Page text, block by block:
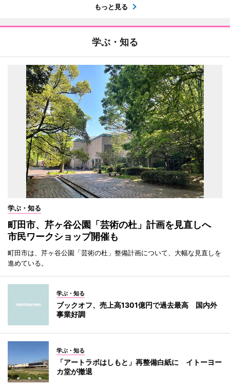
もっと見る
学ぶ・知る
学ぶ・知る
町田市、芹ヶ谷公園「芸術の杜」計画を見直しへ
市民ワークショップ開催も
町田市は、芹ヶ谷公園「芸術の杜」整備計画について、大幅な見直しを
進めている。
学ぶ・知る
ブックオフ、売上高1301億円で過去最高 国内外
事業好調
学ぶ・知る
「アートラボはしもと」再整備白紙に イトーヨー
カ堂が撤退